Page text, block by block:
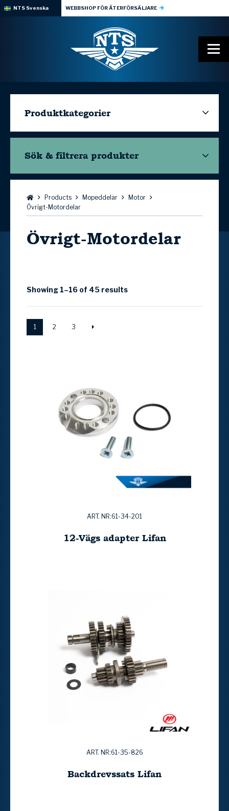
NTS Svenska WEBBSHOP FÖR ÅTERFÖRSÄLJARE
Produktkategorier
Sök & filtrera produkter
Bläddra:Products Mopeddelar
Motor
Övrigt-Motordelar
Övrigt-Motordelar
Showing 1–16 of 45 results
1 2 3
ART. NR:61-34-201
12-Vägs adapter Lifan
ART. NR:61-35-826
Backdrevssats Lifan